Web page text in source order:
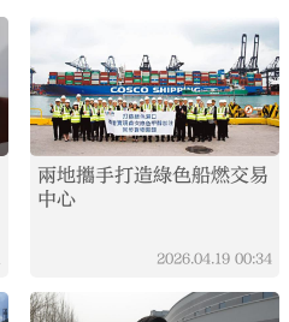
兩地攜手打造綠色船燃交易
中心
2026.04.19 00:34